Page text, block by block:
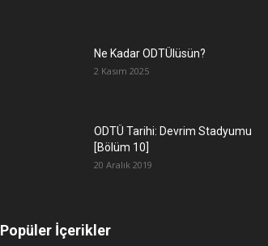
Ne Kadar ODTÜlüsün?
2 Kasım 2025
ODTÜ Tarihi: Devrim Stadyumu
[Bölüm 10]
20 Aralık 2019
Popüler İçerikler